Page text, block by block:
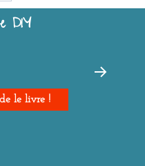
DIY
le livre !